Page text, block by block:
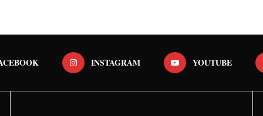
INSTAGRAM YOUTUBE